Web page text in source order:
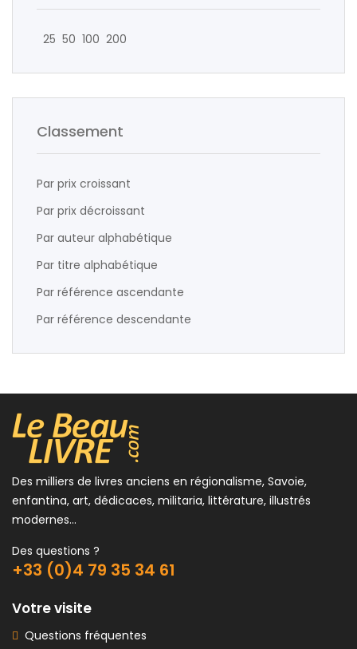
25 50 100 200
Classement
Par prix croissant
Par prix décroissant
Par auteur alphabétique
Par titre alphabétique
Par référence ascendante
Par référence descendante
Des milliers de livres anciens en régionalisme, Savoie,
enfantina, art, dédicaces, militaria, littérature, illustrés
modernes...
Des questions ?
+33 (0)4 79 35 34 61
Votre visite
Questions fréquentes